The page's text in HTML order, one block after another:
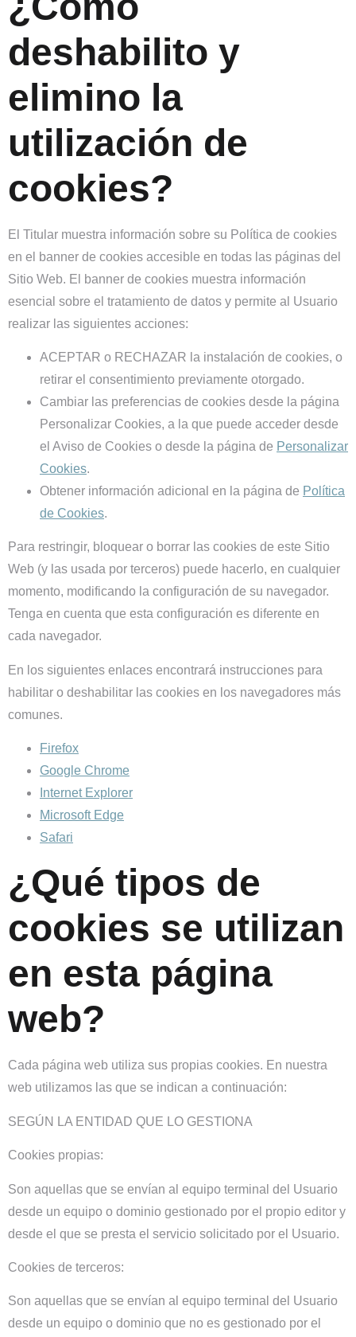
deshabilito y
elimino la
utilización de
cookies?
El Titular muestra información sobre su Política de cookies
en el banner de cookies accesible en todas las páginas del
Sitio Web. El banner de cookies muestra información
esencial sobre el tratamiento de datos y permite al Usuario
realizar las siguientes acciones:
ACEPTAR o RECHAZAR la instalación de cookies, o
retirar el consentimiento previamente otorgado.
Cambiar las preferencias de cookies desde la página
Personalizar Cookies, a la que puede acceder desde
el Aviso de Cookies o desde la página de Personalizar
Cookies.
Obtener información adicional en la página de Política
de Cookies.
Para restringir, bloquear o borrar las cookies de este Sitio
Web (y las usada por terceros) puede hacerlo, en cualquier
momento, modificando la configuración de su navegador.
Tenga en cuenta que esta configuración es diferente en
cada navegador.
En los siguientes enlaces encontrará instrucciones para
habilitar o deshabilitar las cookies en los navegadores más
comunes.
Firefox
Google Chrome
Internet Explorer
Microsoft Edge
Safari
¿Qué tipos de
cookies se utilizan
en esta página
web?
Cada página web utiliza sus propias cookies. En nuestra
web utilizamos las que se indican a continuación:
SEGÚN LA ENTIDAD QUE LO GESTIONA
Cookies propias:
Son aquellas que se envían al equipo terminal del Usuario
desde un equipo o dominio gestionado por el propio editor y
desde el que se presta el servicio solicitado por el Usuario.
Cookies de terceros:
Son aquellas que se envían al equipo terminal del Usuario
desde un equipo o dominio que no es gestionado por el